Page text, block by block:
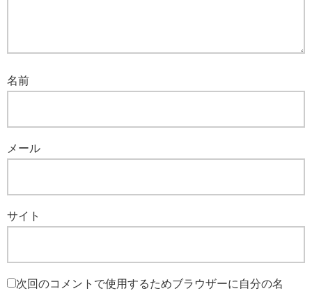
名前
メール
サイト
次回のコメントで使用するためブラウザーに自分の名